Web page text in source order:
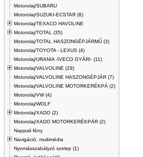
Motorolaj/SUBARU
Motorolaj/SUZUKI-ECSTAR (8)
Motorolaj/TEXACO HAVOLINE
Motorolaj/TOTAL (35)
Motorolaj/TOTAL HASZONGÉPJÁRMŰ (3)
Motorolaj/TOYOTA - LEXUS (4)
Motorolaj/URANIA -IVECO GYÁRI- (11)
Motorolaj/VALVOLINE (29)
Motorolaj/VALVOLINE HASZONGÉPJÁR (7)
Motorolaj/VALVOLINE MOTORKERÉKPÁ (2)
Motorolaj/VW (4)
Motorolaj/WOLF
Motorolaj/XADO (2)
Motorolaj/XADO MOTORKERÉKPÁR (2)
Nappali fény
Navigáció, multimédia
Nyomásszabályzó szelep (1)